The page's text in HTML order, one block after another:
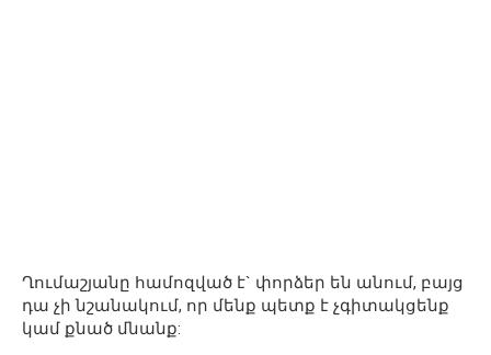
Ղումաշյանը համոզված է` փորձեր են անում, բայց
դա չի նշանակում, որ մենք պետք է չգիտակցենք
կամ քնած մնանք: